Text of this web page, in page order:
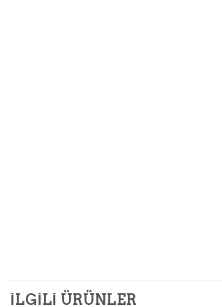
İLGILI ÜRÜNLER